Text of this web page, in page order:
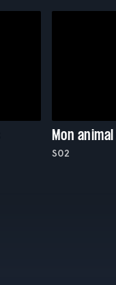
Mon
S02